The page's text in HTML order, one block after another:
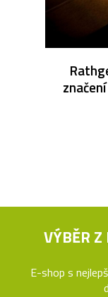
VÝBĚR Z
E-shop s